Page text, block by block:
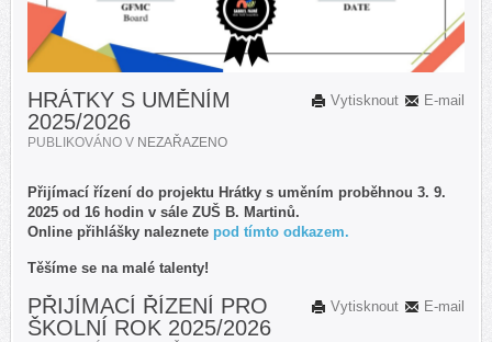
E-mail
Vytisknout
HRÁTKY S UMĚNÍM
2025/2026
PUBLIKOVÁNO V NEZAŘAZENO
Přijímací řízení do projektu Hrátky s uměním proběhnou 3. 9.
2025 od 16 hodin v sále ZUŠ B. Martinů.
Online přihlášky naleznete pod tímto odkazem.
Těšíme se na malé talenty!
E-mail
Vytisknout
PŘIJÍMACÍ ŘÍZENÍ PRO
ŠKOLNÍ ROK 2025/2026